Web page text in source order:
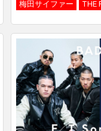
梅田サイファー
THE